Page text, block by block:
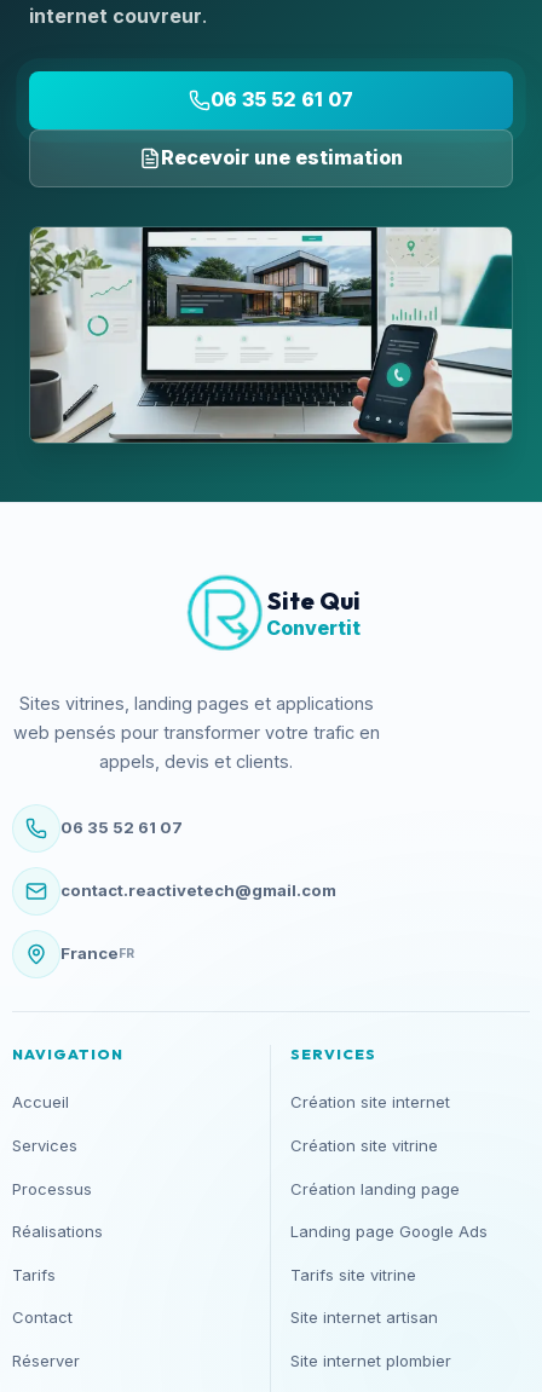
internet couvreur.
06 35 52 61 07
Recevoir une estimation
Site Qui
Convertit
Sites vitrines, landing pages et applications
web pensés pour transformer votre trafic en
appels, devis et clients.
06 35 52 61 07
contact.reactivetech@gmail.com
France FR
NAVIGATION
Accueil
Services
Processus
Réalisations
Tarifs
Contact
Réserver
SERVICES
Création site internet
Création site vitrine
Création landing page
Landing page Google Ads
Tarifs site vitrine
Site internet artisan
Site internet plombier